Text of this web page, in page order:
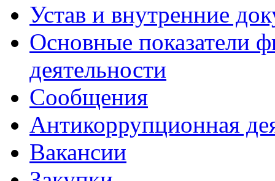
Устав и внутренние
Основные показатели
деятельности
Сообщения
Антикоррупционная
Вакансии